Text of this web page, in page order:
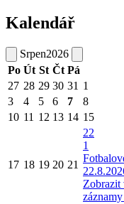
Kalendář
Srpen2026
Po Út St Čt Pá
27 28 29 30 31 1
3
4 5 6 7 8
10 11 12 13 14 15
17 18 19 20 21
22
1
Zobrazit